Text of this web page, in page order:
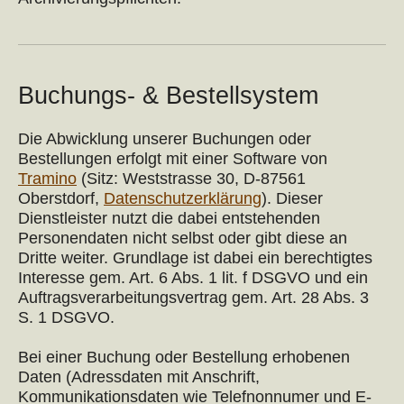
Buchungs- & Bestellsystem
Die Abwicklung unserer Buchungen oder
Bestellungen erfolgt mit einer Software von
Tramino (Sitz: Weststrasse 30, D-87561
Oberstdorf, Datenschutzerklärung). Dieser
Dienstleister nutzt die dabei entstehenden
Personendaten nicht selbst oder gibt diese an
Dritte weiter. Grundlage ist dabei ein berechtigtes
Interesse gem. Art. 6 Abs. 1 lit. f DSGVO und ein
Auftragsverarbeitungsvertrag gem. Art. 28 Abs. 3
S. 1 DSGVO.
Bei einer Buchung oder Bestellung erhobenen
Daten (Adressdaten mit Anschrift,
Kommunikationsdaten wie Telefnonnumer und E-